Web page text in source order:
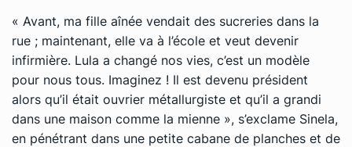
« Avant, ma fille aînée vendait des sucreries dans la
rue ; maintenant, elle va à l’école et veut devenir
infirmière. Lula a changé nos vies, c’est un modèle
pour nous tous. Imaginez ! Il est devenu président
alors qu’il était ouvrier métallurgiste et qu’il a grandi
dans une maison comme la mienne », s’exclame Sinela,
en pénétrant dans une petite cabane de planches et de